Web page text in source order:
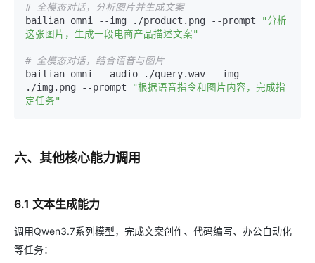
# 全模态对话，分析图片并生成文案
bailian omni --img ./product.png --prompt
"分析
这张图片，生成一段电商产品描述文案"
# 全模态对话，结合语音与图片
bailian omni --audio ./query.wav --img
./img.png --prompt
"根据语音指令和图片内容，完成指
定任务"
六、其他核心能力调用
6.1 文本生成能力
调用Qwen3.7系列模型，完成文案创作、代码编写、办公自动化
等任务：